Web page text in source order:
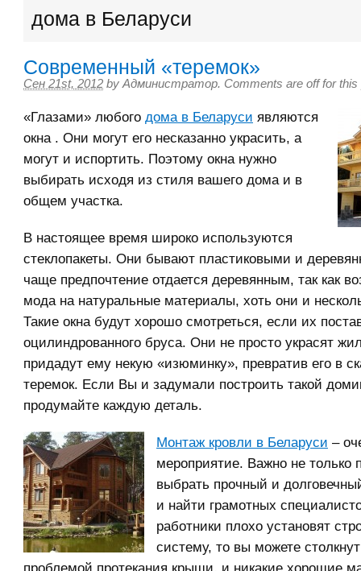
дома в Беларуси
Современный «теремок»
Сен 21st, 2012 by Администратор. Comments are off for this
«Глазами» любого дома в Беларуси являются
окна . Они могут его несказанно украсить, а
могут и испортить. Поэтому окна нужно
выбирать исходя из стиля вашего дома и в
общем участка.
В настоящее время широко используются
стеклопакеты. Они бывают пластиковыми и
чаще предпочтение отдается деревянным, так как
мода на натуральные материалы, хоть они и
Такие окна будут хорошо смотреться, если их
оцилиндрованного бруса. Они не просто украсят
придадут ему некую «изюминку», превратив его в
теремок. Если Вы и задумали построить такой
продумайте каждую деталь.
Монтаж кровли в Беларуси –
мероприятие. Важно не только
выбрать прочный и
и найти грамотных
работники плохо установят
систему, то вы можете
проблемой протекания крыши, и никакие хорошие